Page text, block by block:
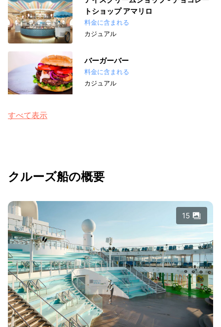
トショップ アマリロ
料金に含まれる
カジュアル
バーガーバー
料金に含まれる
カジュアル
すべて表示
クルーズ船の概要
15